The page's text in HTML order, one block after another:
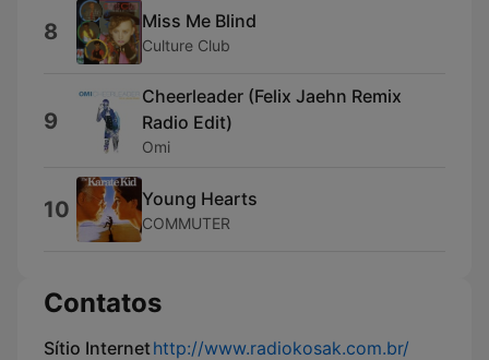
8 Miss Me Blind
Culture Club
9
Cheerleader (Felix Jaehn Remix
Radio Edit)
Omi
10 Young Hearts
COMMUTER
Contatos
Sítio Internethttp://www.radiokosak.com.br/